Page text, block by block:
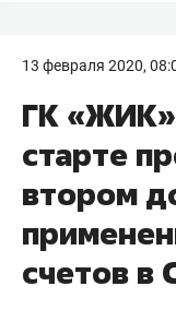
13 февраля 2020,
ГК
старте
втором
счетов в